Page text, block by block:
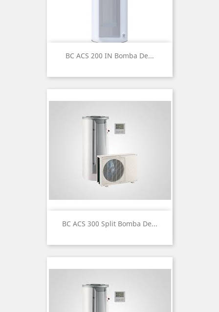
BC ACS 200 IN Bomba De...
BC ACS 300 Split Bomba De...